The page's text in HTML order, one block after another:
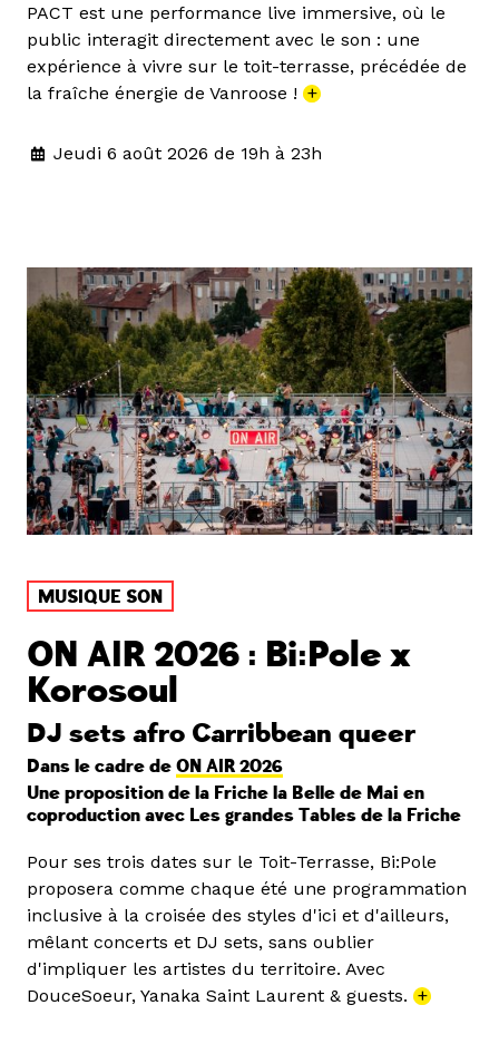
PACT est une performance live immersive, où le
public interagit directement avec le son : une
expérience à vivre sur le toit-terrasse, précédée de
la fraîche énergie de Vanroose ! +
Jeudi 6 août 2026 de 19h à 23h
MUSIQUE SON
ON AIR 2026 : Bi:Pole x
Korosoul
DJ sets afro Carribbean queer
Dans le cadre de ON AIR 2026
Une proposition de la Friche la Belle de Mai en
coproduction avec Les grandes Tables de la Friche
Pour ses trois dates sur le Toit-Terrasse, Bi:Pole
proposera comme chaque été une programmation
inclusive à la croisée des styles d'ici et d'ailleurs,
mêlant concerts et DJ sets, sans oublier
d'impliquer les artistes du territoire. Avec
DouceSoeur, Yanaka Saint Laurent & guests. +